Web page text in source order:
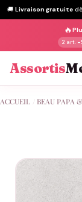
🚚 Livraison gratuite
🔥
2 art. -
Assortis
au
ACCUEIL BEAU PAPA